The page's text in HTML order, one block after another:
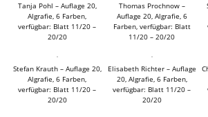
Tanja Pohl – Auflage 20,
Algrafie, 6 Farben,
verfügbar: Blatt 11/20 –
20/20
Thomas Prochnow –
Auflage 20, Algrafie, 6
Farben, verfügbar: Blatt
11/20 – 20/20
Stefan Krauth – Auflage 20,
Algrafie, 6 Farben,
verfügbar: Blatt 11/20 –
20/20
Elisabeth Richter – Auflage
20, Algrafie, 6 Farben,
verfügbar: Blatt 11/20 –
20/20